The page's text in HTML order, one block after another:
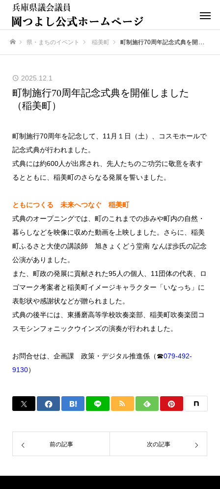
県・まちのイベント 稲美町 町制施行70周年記念式典を開催しました（稲美町）
2025.12.1
町制施行70周年記念式典を開催しました
（稲美町）
町制施行70周年を記念して、11月１日（土）、コスモホールで
記念式典が行われました。
式典には約600人が出席され、先人たちのご功労に敬意を表す
るとともに、稲美町のさらなる発展を誓いました。
ともにつくる 未来へつなぐ 稲美町
式典のオープニングでは、町のこれまでの歩みや町内の自然・
暮らしなどを映像に収めた動画を上映しました。さらに、稲美
町ふるさと大使の講談師 旭きょくどう堂南 なんぽ歩氏の記念
公演がありました。
また、町政の発展に貢献された95人の個人、11団体の代表、ロ
ゴマーク考案者と稲美町イメージキャラクター「いなっち」に
表彰状や感謝状などが贈られました。
式典の後半には、東播磨高等学校吹奏楽部、稲美町吹奏楽団コ
スモシンフォニックウインズの演奏が行われました。
お問合せは、企画課 政策・デジタル推進係（☎079-492-
9130）
前の記事 次の記事